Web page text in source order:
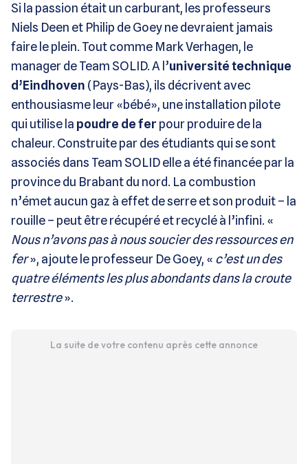
Si la passion était un carburant, les professeurs
Niels Deen et Philip de Goey ne devraient jamais
faire le plein. Tout comme Mark Verhagen, le
manager de Team SOLID. A l’université technique
d’Eindhoven (Pays-Bas), ils décrivent avec
enthousiasme leur «bébé», une installation pilote
qui utilise la poudre de fer pour produire de la
chaleur. Construite par des étudiants qui se sont
associés dans Team SOLID elle a été financée par la
province du Brabant du nord. La combustion
n’émet aucun gaz à effet de serre et son produit – la
rouille – peut être récupéré et recyclé à l’infini. «
Nous n’avons pas à nous soucier des ressources en
fer», ajoute le professeur De Goey, « c’est un des
quatre éléments les plus abondants dans la croute
terrestre».
La suite de votre contenu après cette annonce